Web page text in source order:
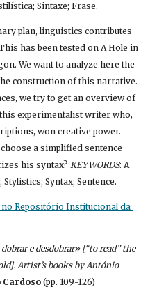
Sintaxe; Frase.
plan, linguistics contributes
has been tested on A Hole in
We want to analyze here the
construction of this narrative.
we try to get an overview of
experimentalist writer who,
won creative power.
a simplified sentence
his syntax? KEYWORDS: A
Syntax; Sentence.
Repositório Institucional da
e desdobrar» [“to read” the
Artist’s books by António
Cardoso (pp. 109-126)